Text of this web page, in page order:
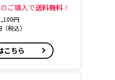
ご購入で送料無料！
円
税込）
こちら